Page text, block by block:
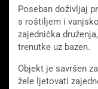
Poseban doživljaj
s roštiljem i
zajednička
trenutke uz bazen.
Objekt je savršen
žele ljetovati